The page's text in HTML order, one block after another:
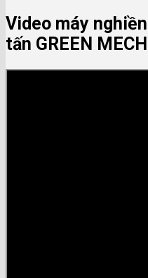
Video máy
tấn GREEN